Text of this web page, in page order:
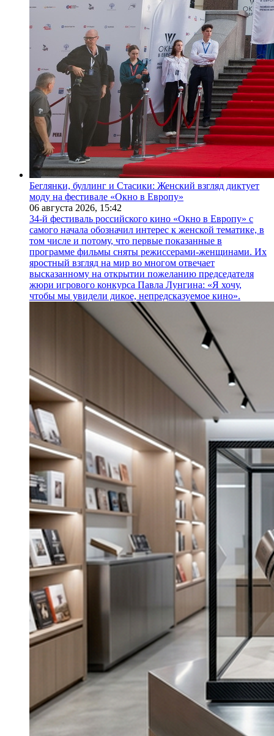
Беглянки, буллинг и Стасики: Женский взгляд диктует
моду на фестивале «Окно в Европу»
06 августа 2026, 15:42
34-й фестиваль российского кино «Окно в Европу» с
самого начала обозначил интерес к женской тематике, в
том числе и потому, что первые показанные в
программе фильмы сняты режиссерами-женщинами. Их
яростный взгляд на мир во многом отвечает
высказанному на открытии пожеланию председателя
жюри игрового конкурса Павла Лунгина: «Я хочу,
чтобы мы увидели дикое, непредсказуемое кино».